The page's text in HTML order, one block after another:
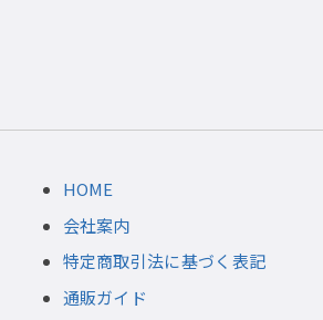
HOME
会社案内
特定商取引法に基づく表記
通販ガイド